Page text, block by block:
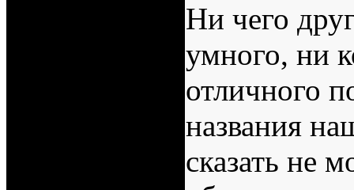
Ни чего
умного, ни
отличного
названия
сказать не